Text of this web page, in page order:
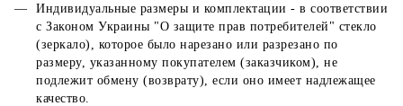
Индивидуальные размеры и комплектации - в соответствии
с Законом Украины "О защите прав потребителей" стекло
(зеркало), которое было нарезано или разрезано по
размеру, указанному покупателем (заказчиком), не
подлежит обмену (возврату), если оно имеет надлежащее
качество.